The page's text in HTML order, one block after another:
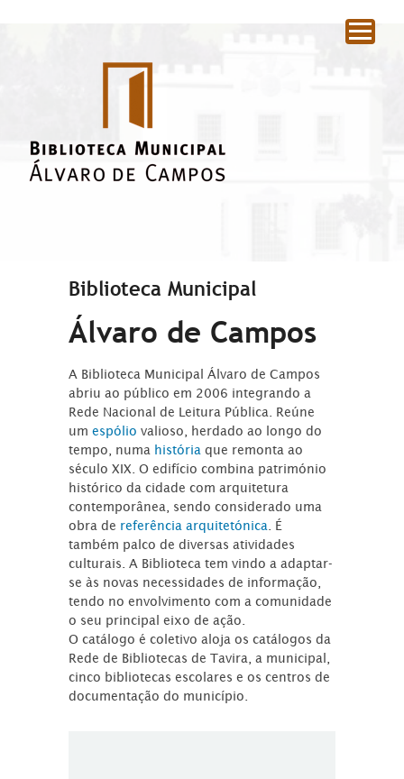
Biblioteca Municipal
Álvaro de Campos
A Biblioteca Municipal Álvaro de Campos
abriu ao público em 2006 integrando a
Rede Nacional de Leitura Pública. Reúne
umespóliovalioso, herdado ao longo do
tempo, numa história que remonta ao
século XIX. O edifício combina património
histórico da cidade com arquitetura
contemporânea, sendo considerado uma
obra de referência arquitetónica . É
também palco de diversas atividades
culturais. A Biblioteca tem vindo a adaptar-
se às novas necessidades de informação,
tendo no envolvimento com a comunidade
o seu principal eixo de ação.
O catálogo é coletivo aloja os catálogos da
Rede de Bibliotecas de Tavira, a municipal,
cinco bibliotecas escolares e os centros de
documentação do município.